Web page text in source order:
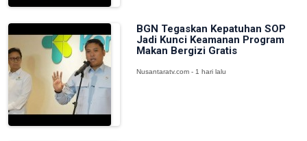
BGN Tegaskan Kepatuhan SOP
Jadi Kunci Keamanan Program
Makan Bergizi Gratis
Nusantaratv.com - 1 hari lalu